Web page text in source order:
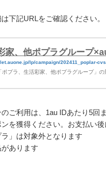
下記URLをご確認ください。
家、他ポプラグループ
lp/campaign/202411_poplar-
ポプラ、生活彩家、他ポプラグループ」
ご利用は、1au IDあたり5回
を獲得ください。お支払い
」は対象外となります
あります